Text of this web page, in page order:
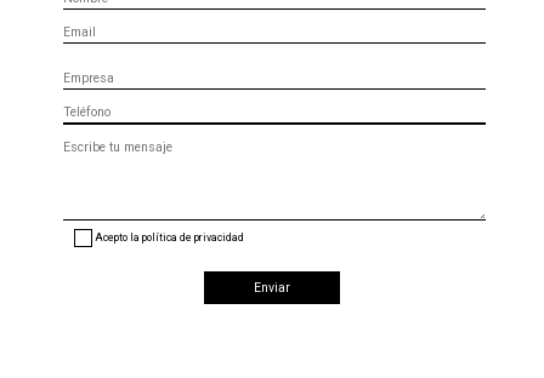
(opcional)
Acepto la política de privacidad